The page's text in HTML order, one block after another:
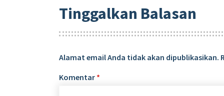
Tinggalkan Balasan
Alamat email Anda tidak akan dipublikasikan.
Komentar *